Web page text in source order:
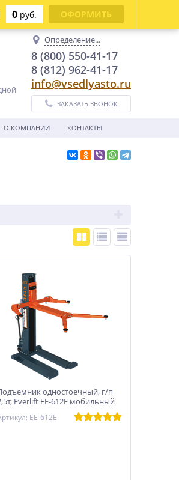
Определение...
8 (800) 550-41-17
8 (812) 962-41-17
info@vsedlyasto.ru
ЗАКАЗАТЬ ЗВОНОК
О КОМПАНИИ КОНТАКТЫ
одностоечный, г/п
Everlift EE-612E мобильный
EE-612E
0 руб. ОФОРМИТЬ